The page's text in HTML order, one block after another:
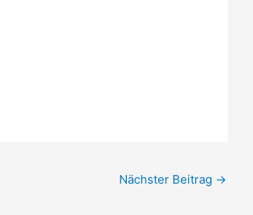
Nächster Beitrag →